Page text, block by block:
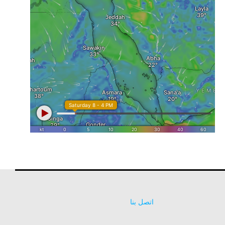
اتصل بنا